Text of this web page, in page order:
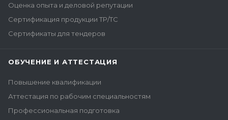
Оценка опыта и деловой репутации
Сертификация продукции ТР/ТС
Сертификаты для тендеров
ОБУЧЕНИЕ И АТТЕСТАЦИЯ
Повышение квалификации
Аттестация по рабочим специальностям
Профессиональная подготовка